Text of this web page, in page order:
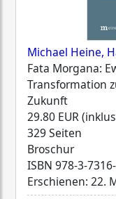
Michael Heine,
Fata Morgana:
Transformation
Zukunft
29.80 EUR
329 Seiten
Broschur
ISBN 978-3-
Erschienen: 22.